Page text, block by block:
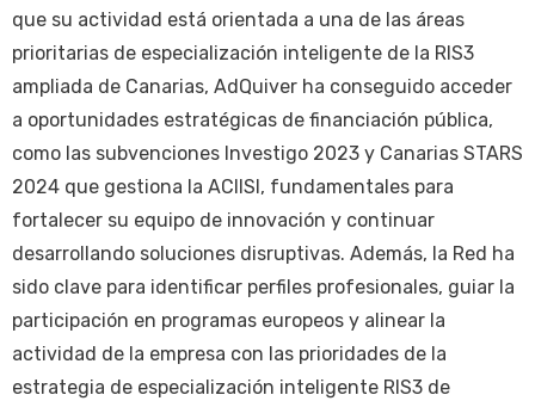
que su actividad está orientada a una de las áreas
prioritarias de especialización inteligente de la RIS3
ampliada de Canarias, AdQuiver ha conseguido acceder
a oportunidades estratégicas de financiación pública,
como las subvenciones Investigo 2023 y Canarias STARS
2024 que gestiona la ACIISI, fundamentales para
fortalecer su equipo de innovación y continuar
desarrollando soluciones disruptivas. Además, la Red ha
sido clave para identificar perfiles profesionales, guiar la
participación en programas europeos y alinear la
actividad de la empresa con las prioridades de la
estrategia de especialización inteligente RIS3 de